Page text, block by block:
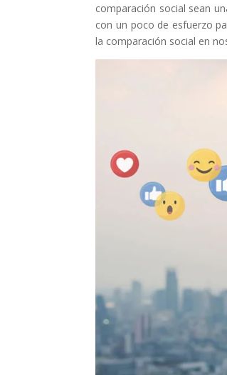
comparación social sean
con un poco de esfuerzo
la comparación social en